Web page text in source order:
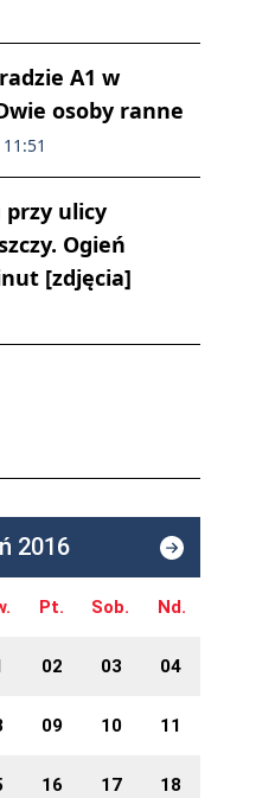
A1 w
osoby ranne
przy ulicy
Ogień
[zdjęcia]
2016
Pt. Sob. Nd.
02 03 04
09 10 11
16 17 18